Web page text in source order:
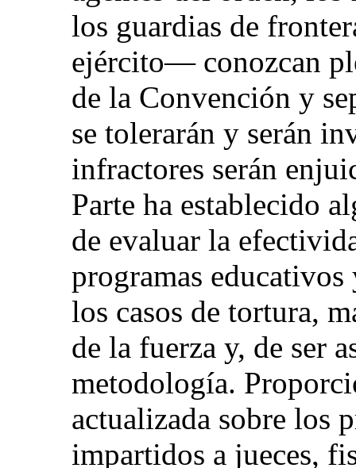
los guardias de
ejército— conozcan
de la Convención y
se tolerarán y serán
infractores serán
Parte ha establecido
de evaluar la
programas
los casos de tortura,
de la fuerza y, de ser
metodología.
actualizada sobre los
impartidos a jueces,